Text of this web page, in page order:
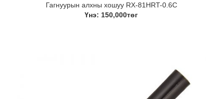
Гагнуурын алхны хошуу RX-81HRT-0.6C
Үнэ: 150,000төг